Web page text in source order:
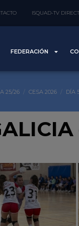
ISQUAD-TV
FEDERACIÓN
25/26 CESA 2026 DÍA